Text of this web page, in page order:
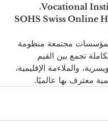
Vocational،
SOHS Swiss Online
مجتمعة منظومة
تجمع بين القيم
والملاءمة الإقليمية،
معترف بها عالميًا.